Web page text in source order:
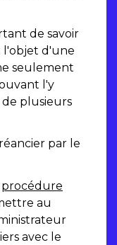
de savoir
l'objet d'une
seulement
l'y
de plusieurs
par le
procédure
au
avec le